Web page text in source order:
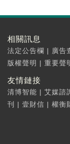
相關訊息
法定公告欄 | 廣告
版權聲明 | 重要聲
友情鏈接
清博智能 | 艾媒諮
刊
| 壹財信 | 權衡